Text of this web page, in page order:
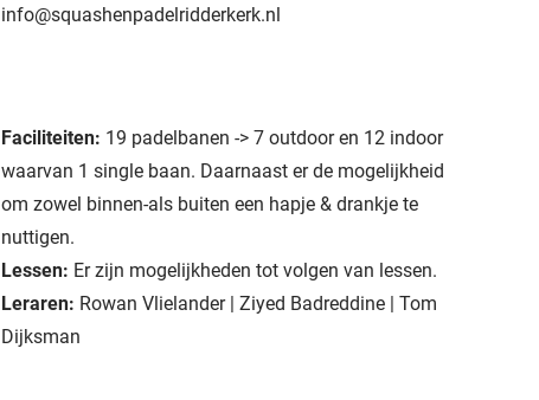
info@squashenpadelridderkerk.nl
Faciliteiten: 19 padelbanen -> 7 outdoor en 12 indoor
waarvan 1 single baan. Daarnaast er de mogelijkheid
om zowel binnen-als buiten een hapje & drankje te
nuttigen.
Lessen: Er zijn mogelijkheden tot volgen van lessen.
Leraren: Rowan Vlielander | Ziyed Badreddine | Tom
Dijksman